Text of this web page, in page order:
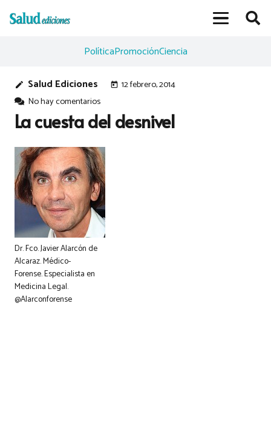
PolíticaPromociónCiencia
edit Salud Ediciones today 12 febrero, 2014
No hay comentarios
La cuesta del desnivel
Dr. Fco. Javier Alarcón de
Alcaraz. Médico-
Forense. Especialista en
Medicina Legal.
@Alarconforense